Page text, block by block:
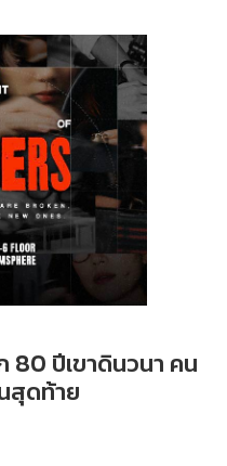
80 ปีเขาดินวนา คน
สุดท้าย